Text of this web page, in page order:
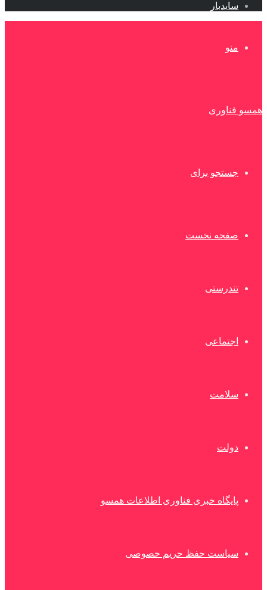
سایدبار
منو
همسو فناوری
جستجو برای
صفحه نخست
تندرستی
اجتماعی
سلامت
دولت
پایگاه خبری فناوری اطلاعات همسو
سیاست حفظ حریم خصوصی